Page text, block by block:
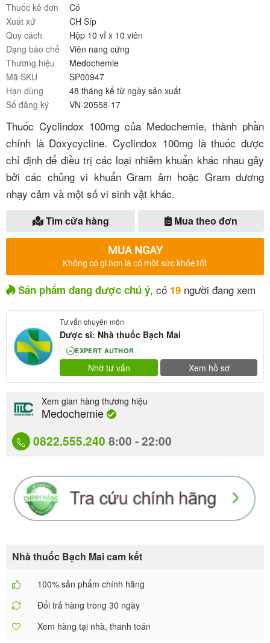
Thuốc kê đơn
Có
Xuất xứ
CH Síp
Quy cách
Hộp 10 vỉ x 10 viên
Dạng bào chế
Viên nang cứng
Thương hiệu
Medochemie
Mã SKU
SP00947
Hạn dùng
48 tháng kể từ ngày sản xuất
Số đăng ký
VN-20558-17
Thuốc Cyclindox 100mg của Medochemie, thành phần
chính là Doxycycline. Cyclindox 100mg là thuốc được
chỉ định để điều trị các loại nhiễm khuẩn khác nhau gây
bởi các chủng vi khuẩn Gram âm hoặc Gram dương
nhạy cảm và một số vi sinh vật khác.
Tìm cửa hàng Mua theo đơn
MUA NGAY
Không có gì hơn là có một sức khỏe tốt
Sản phẩm đang được chú ý, có 19 người đang xem
Tư vấn chuyên môn
Dược sĩ: Nhà thuốc Bạch Mai
80 EXPERT AUTHOR
Nhờ tư vấn Xem hồ sơ
0822.555.240 8:00 - 22:00
Xem gian hàng thương hiệu
Medochemie
Nhà thuốc Bạch Mai cam kết
100% sản phẩm chính hãng
Đổi trả hàng trong 30 ngày
Xem hàng tại nhà, thanh toán